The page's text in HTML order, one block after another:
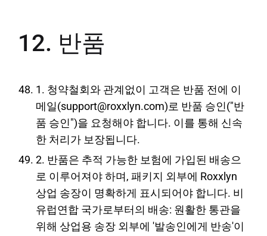
12. 반품
1. 청약철회와 관계없이 고객은 반품 전에 이
메일(support@roxxlyn.com)로 반품 승인("반
품 승인")을 요청해야 합니다. 이를 통해 신속
한 처리가 보장됩니다.
2. 반품은 추적 가능한 보험에 가입된 배송으
로 이루어져야 하며, 패키지 외부에 Roxxlyn
상업 송장이 명확하게 표시되어야 합니다. 비
유럽연합 국가로부터의 배송: 원활한 통관을
위해 상업용 송장 외부에 '발송인에게 반송'이